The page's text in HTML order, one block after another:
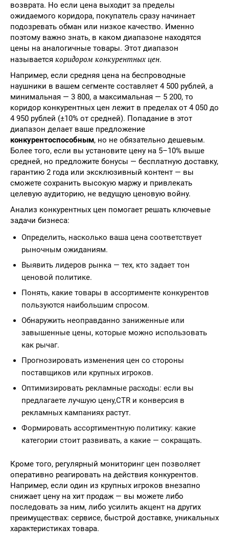
возврата. Но если цена выходит за пределы
ожидаемого коридора, покупатель сразу начинает
подозревать обман или низкое качество. Именно
поэтому важно знать, в каком диапазоне находятся
цены на аналогичные товары. Этот диапазон
называется коридором конкурентных цен.
Например, если средняя цена на беспроводные
наушники в вашем сегменте составляет 4 500 рублей, а
минимальная — 3 800, а максимальная — 5 200, то
коридор конкурентных цен лежит в пределах от 4 050 до
4 950 рублей (±10% от средней). Попадание в этот
диапазон делает ваше предложение
конкурентоспособным, но не обязательно дешевым.
Более того, если вы установите цену на 5–10% выше
средней, но предложите бонусы — бесплатную доставку,
гарантию 2 года или эксклюзивный контент — вы
сможете сохранить высокую маржу и привлекать
целевую аудиторию, не ведущую ценовую войну.
Анализ конкурентных цен помогает решать ключевые
задачи бизнеса:
Определить, насколько ваша цена соответствует
рыночным ожиданиям.
Выявить лидеров рынка — тех, кто задает тон
ценовой политике.
Понять, какие товары в ассортименте конкурентов
пользуются наибольшим спросом.
Обнаружить неоправданно заниженные или
завышенные цены, которые можно использовать
как рычаг.
Прогнозировать изменения цен со стороны
поставщиков или крупных игроков.
Оптимизировать рекламные расходы: если вы
предлагаете лучшую цену,CTR и конверсия в
рекламных кампаниях растут.
Формировать ассортиментную политику: какие
категории стоит развивать, а какие — сокращать.
Кроме того, регулярный мониторинг цен позволяет
оперативно реагировать на действия конкурентов.
Например, если один из крупных игроков внезапно
снижает цену на хит продаж — вы можете либо
последовать за ним, либо усилить акцент на других
преимуществах: сервисе, быстрой доставке, уникальных
характеристиках товара.